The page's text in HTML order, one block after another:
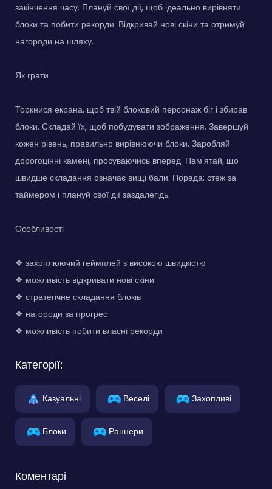
закінчення часу. Плануй свої дії, щоб ідеально вирівняти
блоки та побити рекорди. Відкривай нові скіни та отримуй
нагороди на шляху.
Як грати
Торкнися екрана, щоб твій блоковий персонаж біг і збирав
блоки. Складай їх, щоб побудувати зображення. Завершуй
кожен рівень, правильно вирівнюючи блоки. Заробляй
дорогоцінні камені, просуваючись вперед. Пам'ятай, що
швидше складання означає вищі бали. Порада: стеж за
таймером і плануй свої дії заздалегідь.
Особливості
❖ захоплюючий геймплей з високою швидкістю
❖ можливість відкривати нові скіни
❖ стратегічне складання блоків
❖ нагороди за прогрес
❖ можливість побити власні рекорди
Категорії:
Казуальні Веселі Захопливі
Блоки Раннери
Коментарі